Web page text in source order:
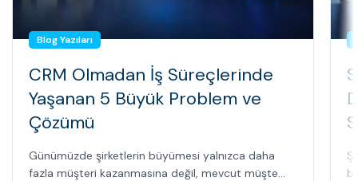
Blog Yazıları
CRM Olmadan İş Süreçlerinde
Yaşanan 5 Büyük Problem ve
Çözümü
Günümüzde şirketlerin büyümesi yalnızca daha
fazla müşteri kazanmasına değil, mevcut müşte...